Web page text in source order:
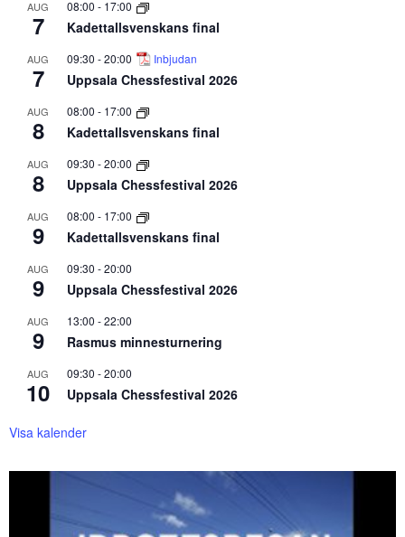
AUG
7
08:00 - 17:00
Kadettallsvenskans final
AUG
7
09:30 -20:00 Inbjudan
Uppsala Chessfestival 2026
AUG
8
08:00 - 17:00
Kadettallsvenskans final
AUG
8
09:30 -20:00
Uppsala Chessfestival 2026
AUG
9
08:00 - 17:00
Kadettallsvenskans final
AUG
9
09:30 -20:00
Uppsala Chessfestival 2026
AUG
9
13:00 -22:00
Rasmus minnesturnering
AUG
10
09:30 -20:00
Uppsala Chessfestival 2026
Visa kalender